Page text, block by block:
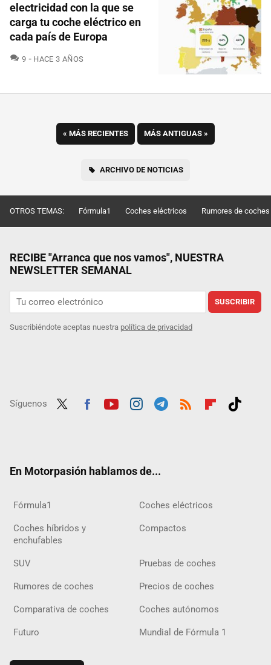
electricidad con la que se
carga tu coche eléctrico en
cada país de Europa
9 COMENTARIOS
HACE 3 AÑOS
« MÁS RECIENTES MÁS ANTIGUAS »
ARCHIVO DE NOTICIAS
OTROS TEMAS: Fórmula1 Coches eléctricos Rumores de coches
RECIBE "Arranca que nos vamos", NUESTRA
NEWSLETTER SEMANAL
SUSCRIBIR
Suscribiéndote aceptas nuestra política de privacidad
Síguenos
En Motorpasión hablamos de...
Fórmula1 Coches eléctricos
Coches híbridos y
enchufables
Compactos
SUV Pruebas de coches
Rumores de coches Precios de coches
Comparativa de coches Coches autónomos
Futuro Mundial de Fórmula 1